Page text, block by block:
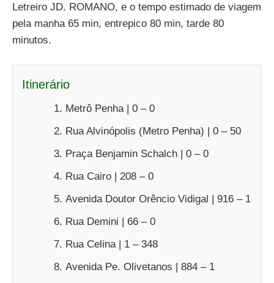
Letreiro JD. ROMANO, e o tempo estimado de viagem
pela manha 65 min, entrepico 80 min, tarde 80
minutos.
Itinerário
Metrô Penha | 0 – 0
Rua Alvinópolis (Metro Penha) | 0 – 50
Praça Benjamin Schalch | 0 – 0
Rua Cairo | 208 – 0
Avenida Doutor Orêncio Vidigal | 916 – 1
Rua Demini | 66 – 0
Rua Celina | 1 – 348
Avenida Pe. Olivetanos | 884 – 1